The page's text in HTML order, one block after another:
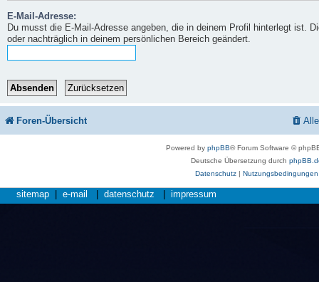
E-Mail-Adresse:
Du musst die E-Mail-Adresse angeben, die in deinem Profil hinterlegt ist.
oder nachträglich in deinem persönlichen Bereich geändert.
Foren-Übersicht
Powered byphpBB® Forum Software ©
Deutsche Übersetzung durch
Datenschutz| Nutzungsbedingungen
sitemap e-mail datenschutz impressum